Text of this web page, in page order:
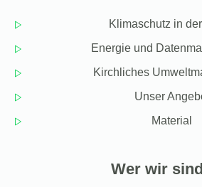
Klimaschutz in
Energie und
Kirchliches
Unser
Material
Wer wir